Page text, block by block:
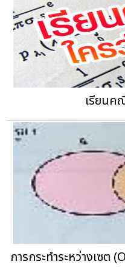
เรียนค
การกระทำระหว่างเซ